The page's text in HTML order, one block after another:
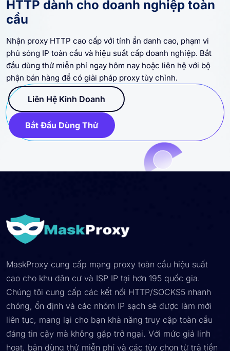
cầu
Nhận proxy HTTP cao cấp với tính ẩn danh cao, phạm vi
phủ sóng IP toàn cầu và hiệu suất cấp doanh nghiệp. Bắt
đầu dùng thử miễn phí ngay hôm nay hoặc liên hệ với bộ
phận bán hàng để có giải pháp proxy tùy chỉnh.
Liên Hệ Kinh Doanh
Bắt Đầu Dùng Thử
MaskProxy cung cấp mạng proxy toàn cầu hiệu suất
cao cho khu dân cư và ISP IP tại hơn 195 quốc gia.
Chúng tôi cung cấp các kết nối HTTP/SOCKS5 nhanh
chóng, ổn định và các nhóm IP sạch sẽ được làm mới
liên tục, mang lại cho bạn khả năng truy cập toàn cầu
đáng tin cậy mà không gặp trở ngại. Với mức giá linh
hoạt, bản dùng thử miễn phí và các tùy chọn từ trả tiền